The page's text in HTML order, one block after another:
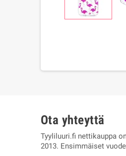
Ota yhteyttä
Tyyliluuri.fi nettikauppa
2013. Ensimmäiset